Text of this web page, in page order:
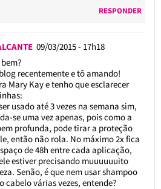
RESPONDER
09/03/2015 - 17h18
recentemente e tô amando!
Mary Kay e tenho que esclarecer
usado até 3 vezes na semana sim,
se uma vez apenas, pois como a
profunda, pode tirar a proteção
então não rola. No máximo 2x fica
de 48h entre cada aplicação,
estiver precisando muuuuuuito
Senão, é que nem usar shampoo
cabelo várias vezes, entende?